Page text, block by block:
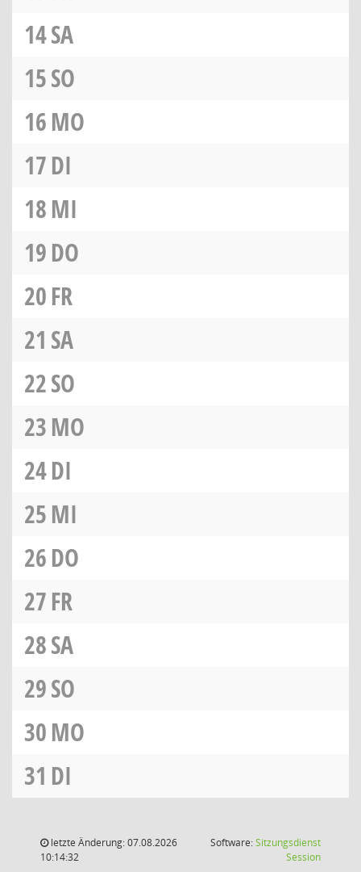
14SA
15SO
16MO
17DI
18MI
19DO
20FR
21 SA
22SO
23MO
24DI
25MI
26DO
27FR
28SA
29SO
30MO
31 DI
letzte Änderung: 07.08.2026
10:14:32
Software:Sitzungsdienst
Session(Wird in